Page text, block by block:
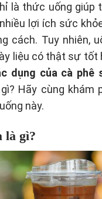
là thức uống giúp
lợi ích sức
cách. Tuy nhiên,
liệu có thật sự tốt
dụng của cà phê
Hãy cùng khám
này.
là gì?